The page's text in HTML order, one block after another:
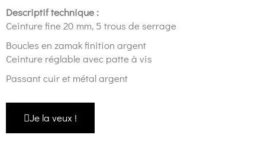
Descriptif technique :
Ceinture fine 20 mm, 5 trous de serrage
Boucles en zamak finition argent
Ceinture réglable avec patte à vis
Passant cuir et métal argent
Je la veux !